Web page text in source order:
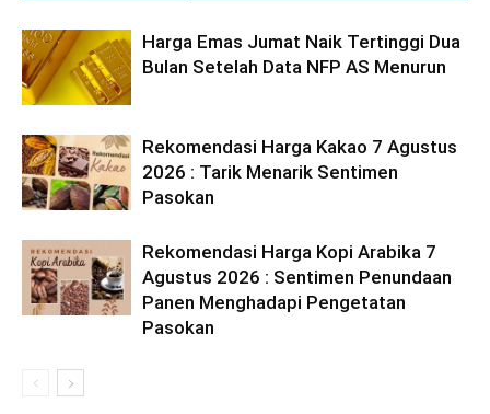
Harga Emas Jumat Naik Tertinggi Dua
Bulan Setelah Data NFP AS Menurun
Rekomendasi Harga Kakao 7 Agustus
2026 : Tarik Menarik Sentimen
Pasokan
Rekomendasi Harga Kopi Arabika 7
Agustus 2026 : Sentimen Penundaan
Panen Menghadapi Pengetatan
Pasokan